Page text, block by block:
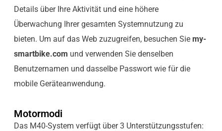
Details über Ihre Aktivität und eine höhere
Überwachung Ihrer gesamten Systemnutzung zu
bieten. Um auf das Web zuzugreifen, besuchen Sie my-
smartbike.com und verwenden Sie denselben
Benutzernamen und dasselbe Passwort wie für die
mobile Geräteanwendung.
Motormodi
Das M40-System verfügt über 3 Unterstützungsstufen: